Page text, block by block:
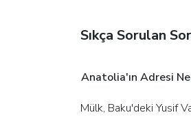
Sıkça Sorulan
Anatolia'ın Adresi
Mülk, Baku'deki Yusif